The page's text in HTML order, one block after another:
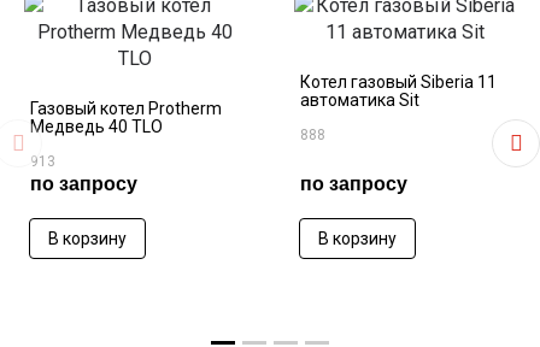
Газовый котел Protherm
Медведь 40 TLO
913
по запросу
В корзину
Котел газовый Siberia 11
автоматика Sit
888
по запросу
В корзину